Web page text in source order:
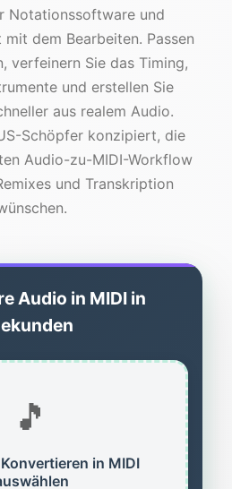
Notationssoftware und
dem Bearbeiten. Passen
verfeinern Sie das Timing,
und erstellen Sie
aus realem Audio.
Schöpfer konzipiert, die
Audio-zu-MIDI-Workflow
und Transkription
Audio in MIDI in
🎵
in MIDI